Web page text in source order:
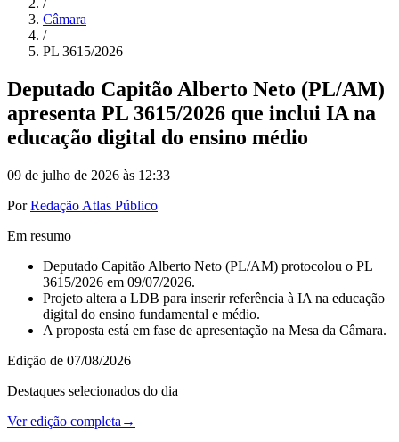
/
Câmara
/
PL 3615/2026
Deputado Capitão Alberto Neto (PL/AM)
apresenta PL 3615/2026 que inclui IA na
educação digital do ensino médio
09 de julho de 2026 às 12:33
Por Redação Atlas Público
Em resumo
Deputado Capitão Alberto Neto (PL/AM) protocolou o PL
3615/2026 em 09/07/2026.
Projeto altera a LDB para inserir referência à IA na educação
digital do ensino fundamental e médio.
A proposta está em fase de apresentação na Mesa da Câmara.
Edição de 07/08/2026
Destaques selecionados do dia
Ver edição completa →